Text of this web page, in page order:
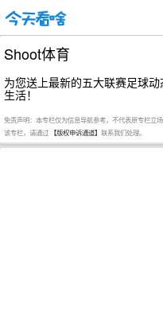
Shoot体育
为您送上最新的五大联赛足球
生活！
免责声明：本专栏仅为信息导航参考，不代表原专栏立
该专栏，请通过 【版权申诉通道】 联系我们处理。